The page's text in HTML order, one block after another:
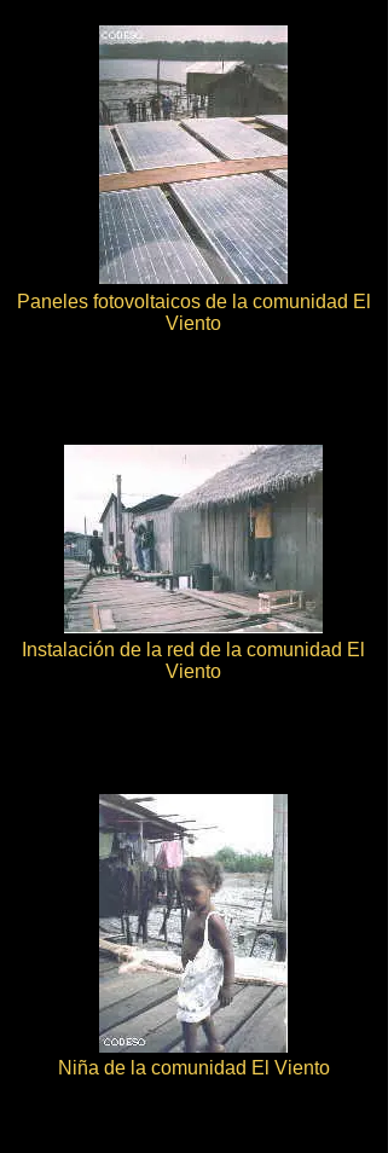
Niña de la comunidad El Viento
Paneles fotovoltaicos de la comunidad El
Viento
Instalación de la red de la comunidad El
Viento